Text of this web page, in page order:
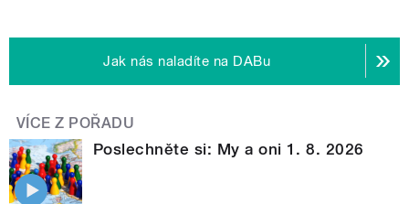
Jak nás naladíte na DABu
VÍCE Z POŘADU
Poslechněte si: My a oni 1. 8. 2026